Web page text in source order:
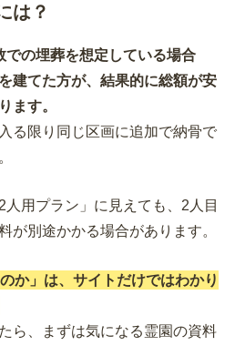
は？
での埋葬を想定している場合
建てた方が、結果的に総額が安
ます。
る限り同じ区画に追加で納骨で
用プラン」に見えても、2人目
が別途かかる場合があります。
か」は、サイトだけではわかり
ら、まずは気になる霊園の資料